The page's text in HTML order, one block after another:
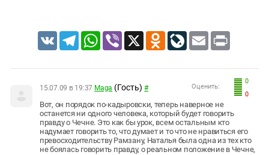
VK TelegramWhatsApp
Viber X Odnoklassniki
LiveJournal
Email Print
0
0
Оценить:
15.07.09 в 19:37 Maga (Гость) #
Вот, он порядок по-кадыровски, теперь наверное не
останется ни одного человека, который будет говорить
правду о Чечне. Это как бы урок, всем остальным кто
надумает говорить то, что думает и то что не нравиться его
превосходительству Рамзану, Наталья была одна из тех кто
не боялась говорить правду, о реальном положение в Чечне,